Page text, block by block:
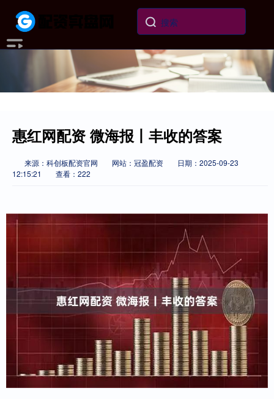
惠红网配资 微海报丨丰收的答案
来源：科创板配资官网 网站：冠盈配资
日期：2025-09-23
12:15:21
查看：222